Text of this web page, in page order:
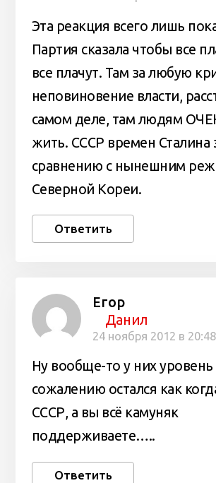
Эта реакция всего лишь
Партия сказала чтобы все
все плачут. Там за любую
неповиновение власти,
самом деле, там людям
жить. СССР времен Сталина
сравнению с нынешним
Северной Кореи.
Ответить
Егор
Данил
24 ноября 2012 в 20:48
Ну вообще-то у них
сожалению остался как
СССР, а вы всё камуняк
поддерживаете…..
Ответить